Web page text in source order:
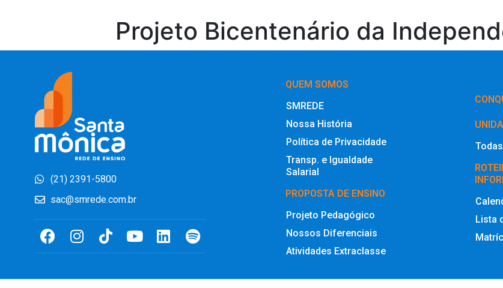
Projeto Bicentenário da
(21) 2391-5800
sac@smrede.com.br
QUEM SOMOS
SMREDE
Nossa História
Política de Privacidade
Transp. e Igualdade
Salarial
PROPOSTA DE ENSINO
Projeto Pedagógico
Nossos Diferenciais
Atividades Extraclasse
Lista